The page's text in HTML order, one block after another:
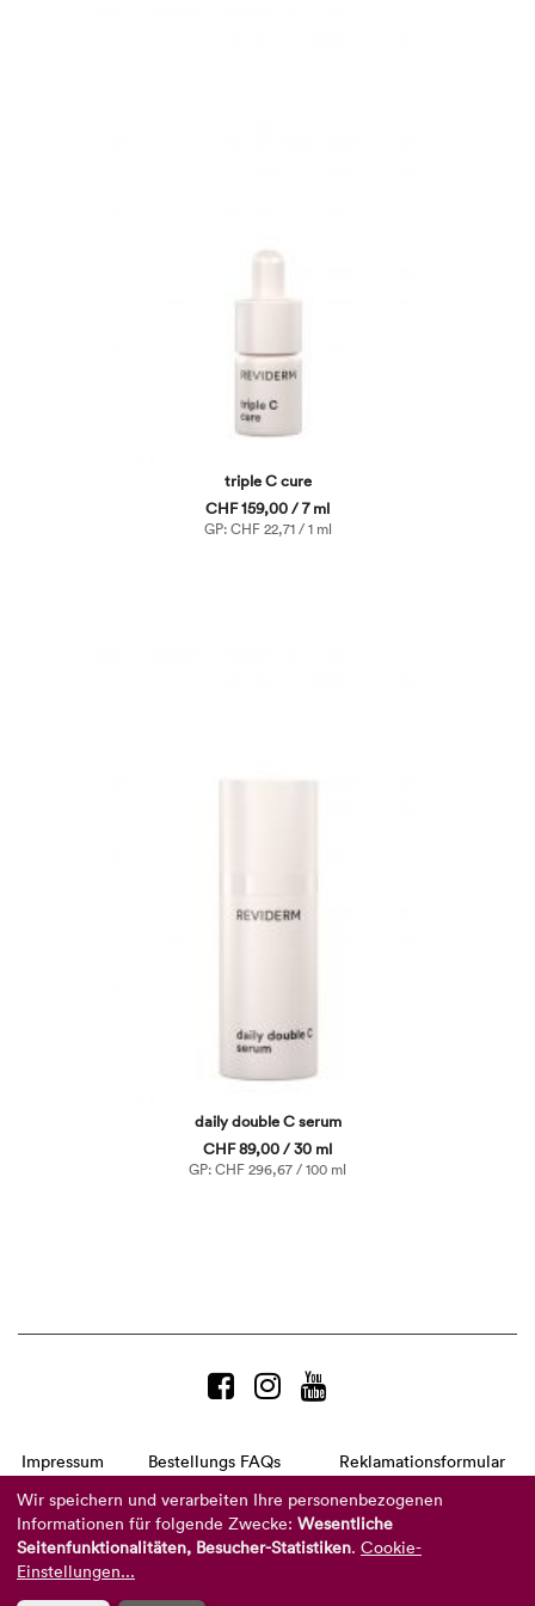
triple C cure
CHF 159,00 / 7 ml
GP: CHF 22,71 / 1 ml
daily double C serum
CHF 89,00 / 30 ml
GP: CHF 296,67 / 100 ml
Impressum Bestellungs FAQs
Reklamationsformular
AGB
Datenschutzerklärung
Barrierefreiheitserklärung
Telefon:+49 8104 8873-310
(Mo-Do: 9-16 Uhr und Fr: 9-14 Uhr)
Wir speichern und verarbeiten Ihre personenbezogenen
Informationen für folgende Zwecke: Wesentliche
Seitenfunktionalitäten, Besucher-Statistiken. Cookie-
Einstellungen...